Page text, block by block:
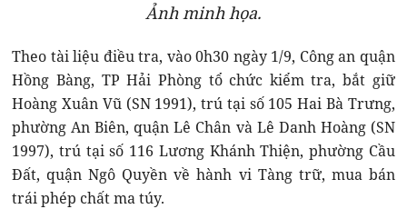
Ảnh minh họa.
Theo tài liệu điều tra, vào 0h30 ngày 1/9, Công an quận
Hồng Bàng, TP Hải Phòng tổ chức kiểm tra, bắt giữ
Hoàng Xuân Vũ (SN 1991), trú tại số 105 Hai Bà Trưng,
phường An Biên, quận Lê Chân và Lê Danh Hoàng (SN
1997), trú tại số 116 Lương Khánh Thiện, phường Cầu
Đất, quận Ngô Quyền về hành vi Tàng trữ, mua bán
trái phép chất ma túy.